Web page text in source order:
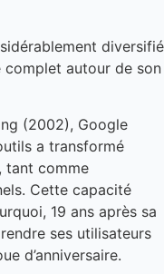
diversifié
complet autour de son
(2002), Google
a transformé
tant comme
Cette capacité
19 ans après sa
ses utilisateurs
d’anniversaire.